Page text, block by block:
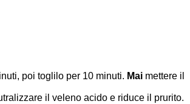
poi toglilo per 10 minuti. Mai mettere il
il veleno acido e riduce il prurito.